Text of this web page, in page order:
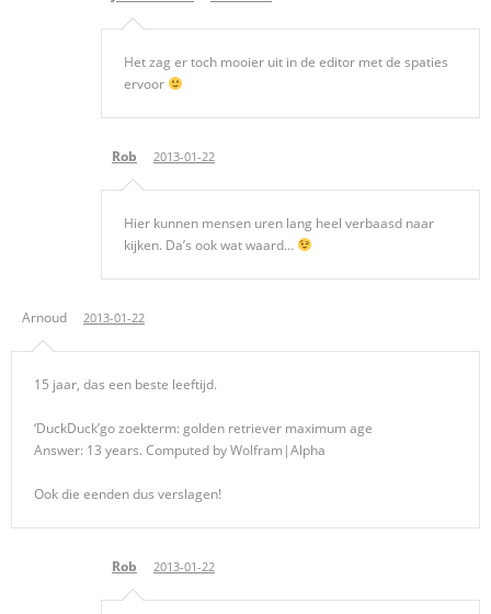
Het zag er toch mooier uit in de editor met de spaties
ervoor
Rob 2013-01-22
Hier kunnen mensen uren lang heel verbaasd naar
kijken. Da’s ook wat waard…
Arnoud 2013-01-22
15 jaar, das een beste leeftijd.
‘DuckDuck’go zoekterm: golden retriever maximum age
Answer: 13 years. Computed by Wolfram|Alpha
Ook die eenden dus verslagen!
Rob 2013-01-22